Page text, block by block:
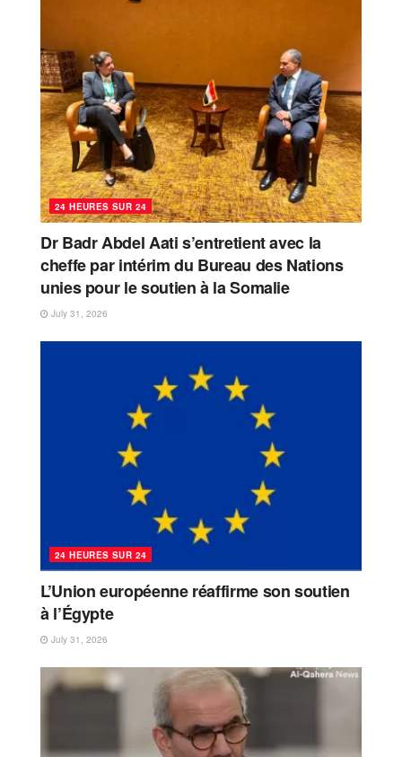
24 HEURES SUR 24
Dr Badr Abdel Aati s’entretient avec la
cheffe par intérim du Bureau des Nations
unies pour le soutien à la Somalie
July 31, 2026
24 HEURES SUR 24
L’Union européenne réaffirme son soutien
à l’Égypte
July 31, 2026